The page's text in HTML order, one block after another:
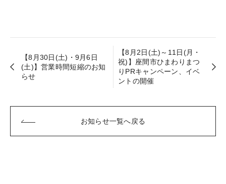
【8月30日(土)・9月6日
(土)】営業時間短縮のお知
らせ
【8月2日(土)～11日(月・
祝)】座間市ひまわりまつ
りPRキャンペーン、イベ
ントの開催
お知らせ一覧へ戻る